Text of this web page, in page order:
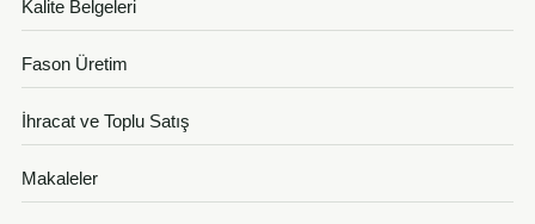
Kalite Belgeleri
Fason Üretim
İhracat ve Toplu Satış
Makaleler